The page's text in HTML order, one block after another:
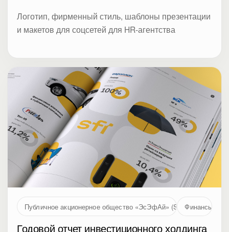
Логотип, фирменный стиль, шаблоны презентации
и макетов для соцсетей для HR-агентства
Публичное акционерное общество «ЭсЭфАй» (SFI, MOEX:
Финансы
Годовой отчет инвестиционного холдинга